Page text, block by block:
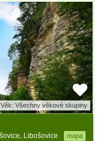
Věk: Všechny věkové skupiny
Libošovice mapa